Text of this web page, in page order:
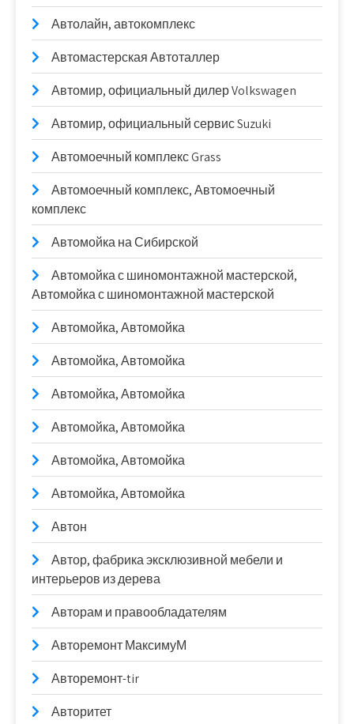
Автолайн, автокомплекс
Автомастерская Автоталлер
Автомир, официальный дилер Volkswagen
Автомир, официальный сервис Suzuki
Автомоечный комплекс Grass
Автомоечный комплекс, Автомоечный
комплекс
Автомойка на Сибирской
Автомойка с шиномонтажной мастерской,
Автомойка с шиномонтажной мастерской
Автомойка, Автомойка
Автомойка, Автомойка
Автомойка, Автомойка
Автомойка, Автомойка
Автомойка, Автомойка
Автомойка, Автомойка
Автон
Автор, фабрика эксклюзивной мебели и
интерьеров из дерева
Авторам и правообладателям
Авторемонт МаксимуМ
Авторемонт-tir
Авторитет